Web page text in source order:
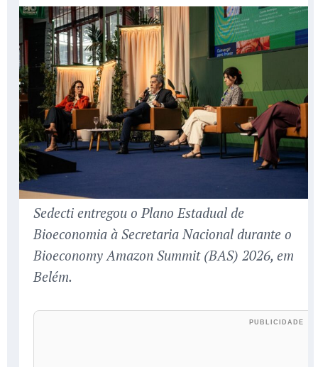
Sedecti entregou o Plano Estadual de
Bioeconomia à Secretaria Nacional durante o
Bioeconomy Amazon Summit (BAS) 2026, em
Belém.